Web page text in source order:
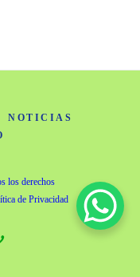
NOTICIAS
los derechos
de Privacidad